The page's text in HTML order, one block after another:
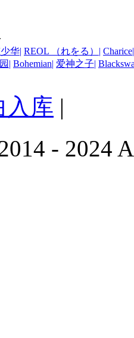
华| REOL （れをる） | Charice|
| Bohemian| 爱神之子|
入库 |
- 2024